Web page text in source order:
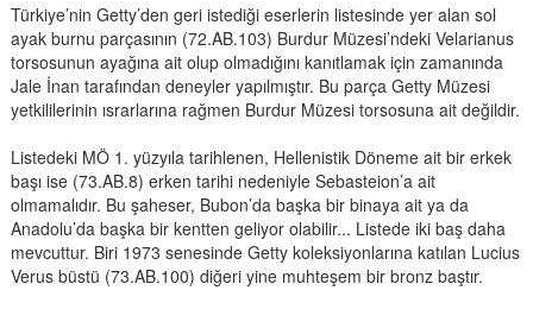
Türkiye’nin Getty’den geri istediği eserlerin listesinde yer alan sol
ayak burnu parçasının (72.AB.103) Burdur Müzesi’ndeki Velarianus
torsosunun ayağına ait olup olmadığını kanıtlamak için zamanında
Jale İnan tarafından deneyler yapılmıştır. Bu parça Getty Müzesi
yetkililerinin ısrarlarına rağmen Burdur Müzesi torsosuna ait değildir.
Listedeki MÖ 1. yüzyıla tarihlenen, Hellenistik Döneme ait bir erkek
başı ise (73.AB.8) erken tarihi nedeniyle Sebasteion’a ait
olmamalıdır. Bu şaheser, Bubon’da başka bir binaya ait ya da
Anadolu’da başka bir kentten geliyor olabilir... Listede iki baş daha
mevcuttur. Biri 1973 senesinde Getty koleksiyonlarına katılan Lucius
Verus büstü (73.AB.100) diğeri yine muhteşem bir bronz baştır.